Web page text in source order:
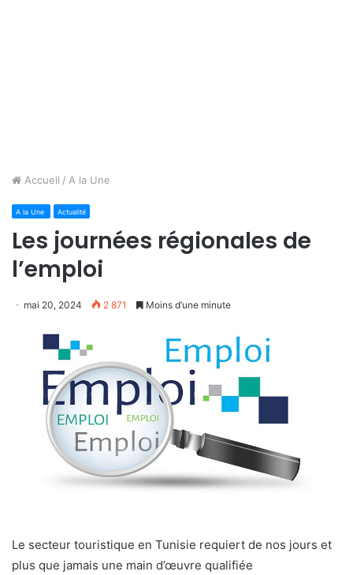
Accueil / A la Une
A la Une Actualité
Les journées régionales de
l’emploi
mai 20, 2024 2 871 Moins d’une minute
Le secteur touristique en Tunisie requiert de nos jours et
plus que jamais une main d’œuvre qualifiée